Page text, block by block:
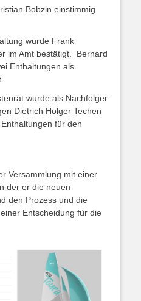
Bobzin einstimmig
wurde Frank
im Amt bestätigt. Bernard
Enthaltungen als
wurde als Nachfolger
Dietrich Holger Techen
für den
Versammlung mit einer
der er die neuen
den Prozess und die
Entscheidung für die